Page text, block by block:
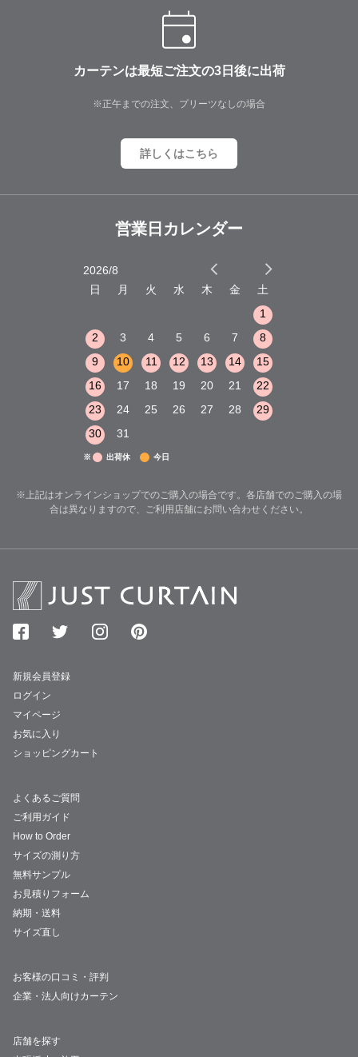
カーテンは最短ご注文の3日後に出荷
※正午までの注文、プリーツなしの場合
詳しくはこちら
営業日カレンダー
2026/8
日
月 火 水 木 金
土
1
2
3 4 5 6 7
8
9
10 11 12 13 14
15
16
17 18 19 20 21
22
23
24 25 26 27 28
29
30
31
※ 出荷休 今日
※上記はオンラインショップでのご購入の場合です。各店舗でのご購入の場
合は異なりますので、ご利用店舗にお問い合わせください。
新規会員登録
ログイン
マイページ
お気に入り
ショッピングカート
よくあるご質問
ご利用ガイド
How to Order
サイズの測り方
無料サンプル
お見積りフォーム
納期・送料
サイズ直し
お客様の口コミ・評判
企業・法人向けカーテン
店舗を探す